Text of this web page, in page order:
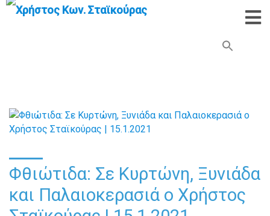
Φθιώτιδα: Σε Κυρτώνη, Ξυνιάδα
και Παλαιοκερασιά ο Χρήστος